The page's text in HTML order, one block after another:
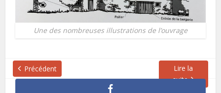
Une des nombreuses illustrations de l’ouvrage
Précédent
Lire la
suite